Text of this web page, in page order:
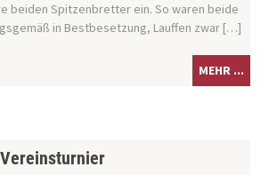
beiden Spitzenbretter ein. So waren beide
in Bestbesetzung, Lauffen zwar […]
MEHR ...